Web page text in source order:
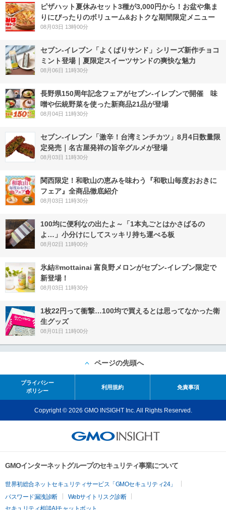
ピザハット夏休みセット3種が3,000円から！お盆や集ま
りにぴったりのボリューム&おトクな期間限定メニュー
08月03日 13時00分
セブン‐イレブン「よくばりサンド」シリーズ新作チョコ
ミント登場｜夏限定スイーツサンドの爽快な魅力
08月06日 11時30分
長野県150周年記念フェアがセブン-イレブンで開催 味
噌や伝統野菜を使った新商品21品が登場
08月04日 11時30分
セブン-イレブン「激辛！台湾ミンチカツ」8月4日数量限
定発売｜名古屋発祥の旨辛グルメが登場
08月03日 11時30分
関西限定！和歌山の恵みを味わう『和歌山毎度おおきに
フェア』全商品徹底紹介
08月03日 11時30分
100均に便利なの出たよ～「1本丸ごとはかさばるの
よ…」小分けにしてスッキリ持ち運べる板
08月02日 11時00分
氷結®mottainai 富良野メロンがセブン‐イレブン限定で
新登場！
08月03日 11時30分
1枚22円って衝撃…100均で買えるとは思ってなかった衛
生グッズ
08月01日 11時00分
ページの先頭へ
プライバシー
ポリシー
利用規約 免責事項
Copyright © 2026 GMO INSIGHT Inc. All Rights Reserved.
GMOインターネットグループのセキュリティ事業について
世界初総合ネットセキュリティサービス「GMOセキュリティ24」
パスワード漏洩診断
Webサイトリスク診断
セキュリティ相談AIチャットボット